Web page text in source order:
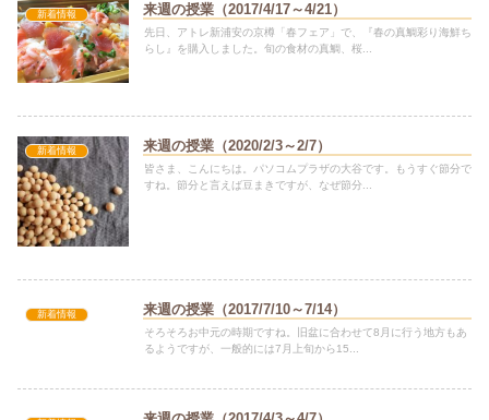
新着情報 来週の授業（2017/4/17～4/21）
先日、アトレ新浦安の京樽「春フェア」で、『春の真鯛彩り海鮮ち
らし』を購入しました。旬の食材の真鯛、桜...
新着情報 来週の授業（2020/2/3～2/7）
皆さま、こんにちは。パソコムプラザの大谷です。もうすぐ節分で
すね。節分と言えば豆まきですが、なぜ節分...
新着情報 来週の授業（2017/7/10～7/14）
そろそろお中元の時期ですね。旧盆に合わせて8月に行う地方もあ
るようですが、一般的には7月上旬から15...